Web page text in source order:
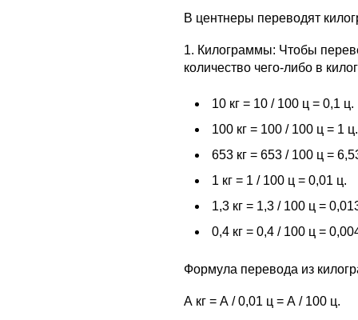
В центнеры переводят
1. Килограммы: Чтобы
количество чего-либо в
10 кг = 10 / 100 ц = 0,1 ц.
100 кг = 100 / 100 ц = 1 ц.
653 кг = 653 / 100 ц =
1 кг = 1 / 100 ц = 0,01 ц.
1,3 кг = 1,3 / 100 ц =
0,4 кг = 0,4 / 100 ц =
Формула перевода из
А кг = А / 0,01 ц = А / 100 ц.